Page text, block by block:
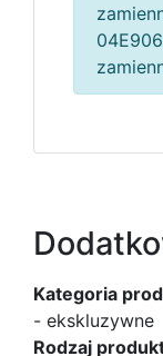
Kategoria
- ekskluzywne
Rodzaj